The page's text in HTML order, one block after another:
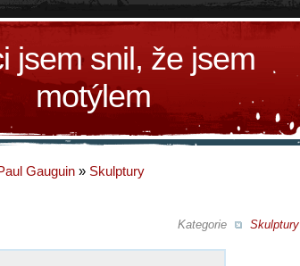
jsem snil, že jsem
motýlem
Gauguin » Skulptury
Kategorie Skulptury